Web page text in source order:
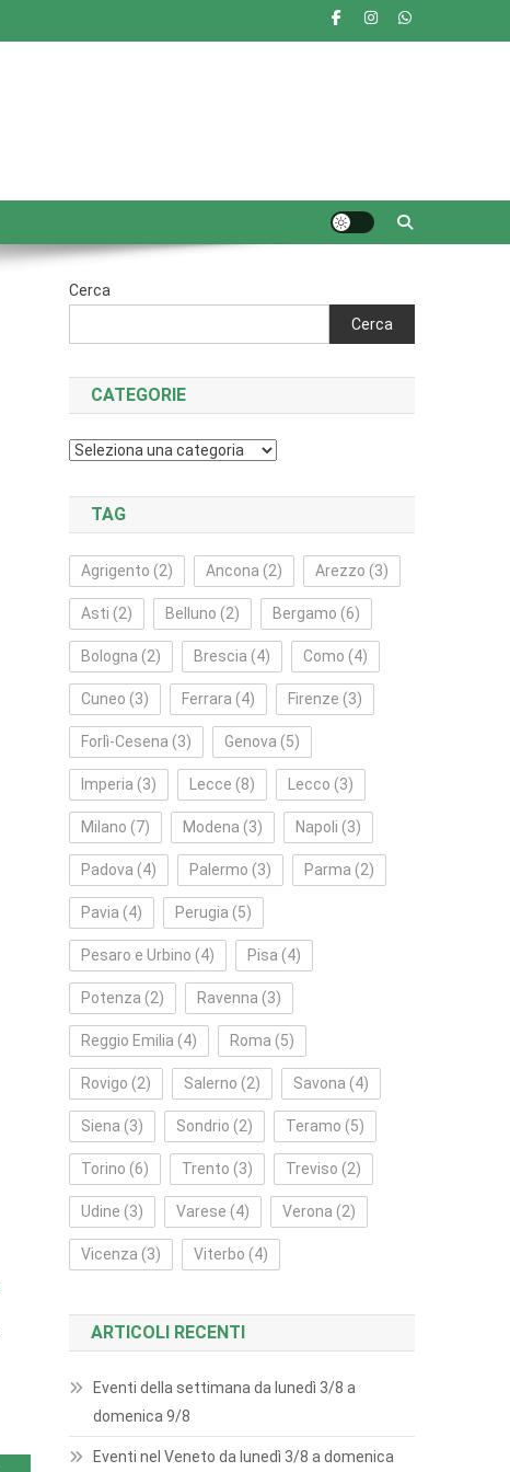
Cerca
Cerca
CATEGORIE
Categorie
TAG
Agrigento (2) Ancona (2) Arezzo (3)
Asti (2) Belluno (2) Bergamo (6)
Bologna (2) Brescia (4) Como (4)
Cuneo (3) Ferrara (4) Firenze (3)
Forlì‑Cesena (3) Genova (5)
Imperia (3) Lecce (8) Lecco (3)
Milano (7) Modena (3) Napoli (3)
Padova (4) Palermo (3) Parma (2)
Pavia (4) Perugia (5)
Pesaro e Urbino (4) Pisa (4)
Potenza (2) Ravenna (3)
Reggio Emilia (4) Roma (5)
Rovigo (2) Salerno (2) Savona (4)
Siena (3) Sondrio (2) Teramo (5)
Torino (6) Trento (3) Treviso (2)
Udine (3) Varese (4) Verona (2)
Vicenza (3) Viterbo (4)
ARTICOLI RECENTI
Eventi della settimana da lunedì 3/8 a
domenica 9/8
Eventi nel Veneto da lunedì 3/8 a domenica